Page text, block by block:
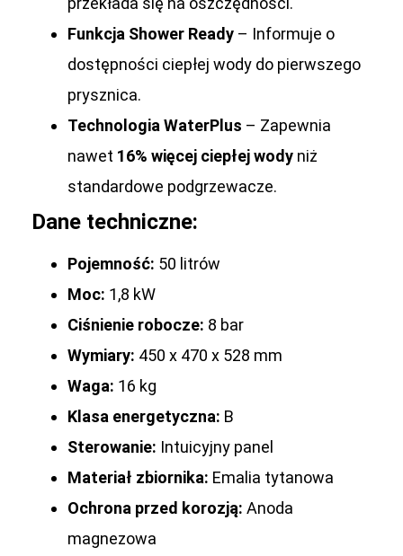
Funkcja Shower Ready – Informuje o
dostępności ciepłej wody do pierwszego
prysznica.
Technologia WaterPlus – Zapewnia
nawet 16% więcej ciepłej wody niż
standardowe podgrzewacze.
Dane techniczne:
Pojemność: 50 litrów
Moc: 1,8 kW
Ciśnienie robocze: 8 bar
Wymiary: 450 x 470 x 528 mm
Waga: 16 kg
Klasa energetyczna: B
Sterowanie: Intuicyjny panel
Materiał zbiornika: Emalia tytanowa
Ochrona przed korozją: Anoda
magnezowa